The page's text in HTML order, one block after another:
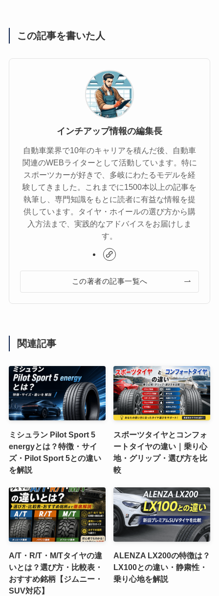
この記事を書いた人
インチアップ情報の編集長
自動車業界で10年のキャリアを積んだ後、自動車
関連のWEBライターとして活動しています。特に
スポーツカーが好きで、多岐にわたるモデルを経
験してきました。これまでに1500本以上の記事を
執筆し、専門知識をもとに読者に有益な情報を提
供しています。タイヤ・ホイールの選び方から購
入方法まで、実践的なアドバイスをお届けしま
す。
この著者の記事一覧へ
関連記事
ミシュラン Pilot Sport 5
energyとは？特徴・サイ
ズ・Pilot Sport 5との違い
を解説
スポーツタイヤとコンフォ
ートタイヤの違い｜乗り心
地・グリップ・選び方を比
較
A/T・R/T・M/Tタイヤの違
いとは？選び方・比較表・
おすすめ銘柄【ジムニー・
SUV対応】
ALENZA LX200の特徴は？
LX100との違い・静粛性・
乗り心地を解説